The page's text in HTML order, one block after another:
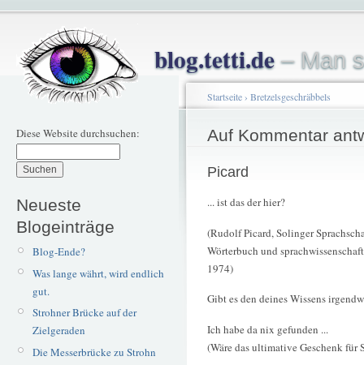
blog.tetti.de– Man
Diese Website durchsuchen:
Neueste
Blogeinträge
Blog-Ende?
Was lange währt, wird endlich
gut.
Strohner Brücke auf der
Zielgeraden
Die Messerbrücke zu Strohn
Startseite› Bretzelsgeschräbbels
Auf Kommentar
Picard
... ist das der hier?
(Rudolf Picard, Solinger
Wörterbuch und
1974)
Gibt es den deines Wissens
Ich habe da nix gefunden ...
(Wäre das ultimative Geschenk für